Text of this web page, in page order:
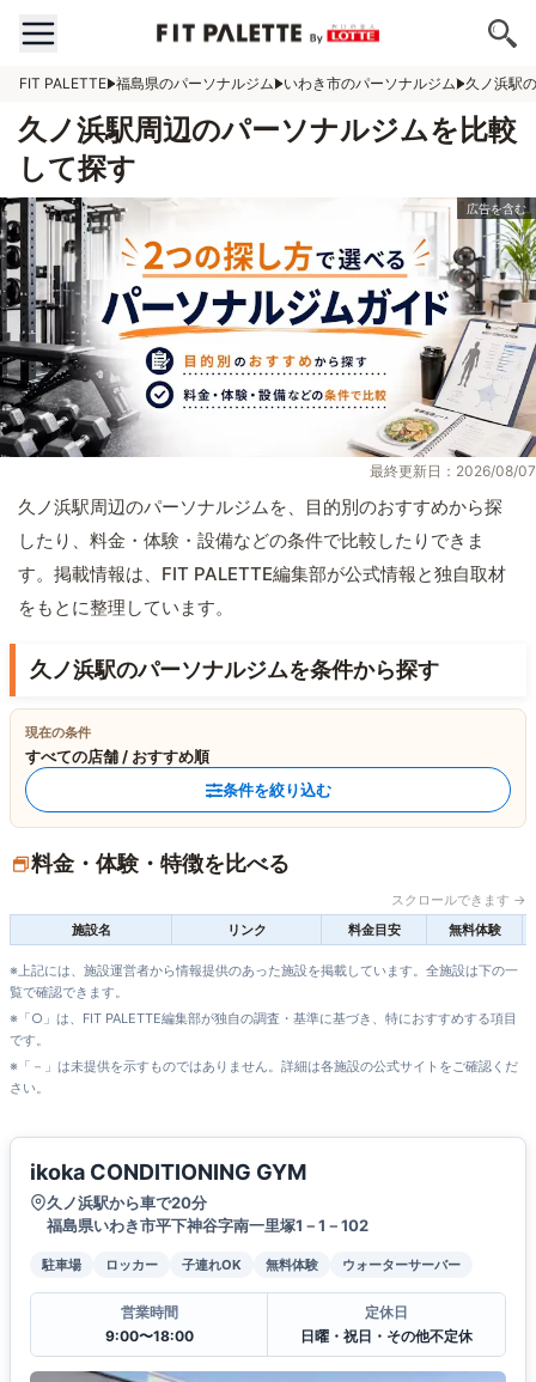
FIT PALETTE 福島県のパーソナルジム いわき市のパーソナルジム 久ノ浜駅
久ノ浜駅周辺のパーソナルジムを比較
して探す
最終更新日：2026/08/07
久ノ浜駅周辺のパーソナルジムを、目的別のおすすめから探
したり、料金・体験・設備などの条件で比較したりできま
す。掲載情報は、FIT PALETTE編集部が公式情報と独自取材
をもとに整理しています。
久ノ浜駅のパーソナルジムを条件から探す
現在の条件
すべての店舗 / おすすめ順
条件を絞り込む
料金・体験・特徴を比べる
スクロールできます →
施設名
リンク 料金目安 無料体験
※上記には、施設運営者から情報提供のあった施設を掲載しています。全施設は下の一
覧で確認できます。
※「○」は、FIT PALETTE編集部が独自の調査・基準に基づき、特におすすめする項目
です。
※「－」は未提供を示すものではありません。詳細は各施設の公式サイトをご確認くだ
さい。
ikoka CONDITIONING GYM
久ノ浜駅から車で20分
福島県いわき市平下神谷字南一里塚1－1－102
駐車場 ロッカー 子連れOK 無料体験 ウォーターサーバー
営業時間
9:00〜18:00
定休日
日曜・祝日・その他不定休